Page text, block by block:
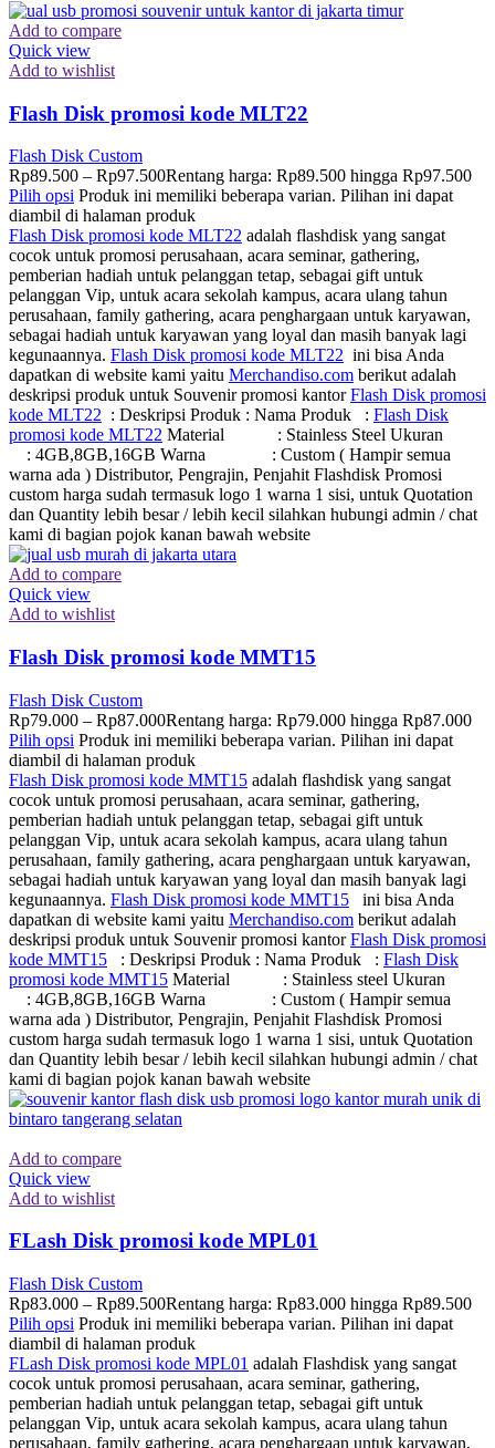
Add to compare
Quick view
Add to wishlist
Flash Disk promosi kode MLT22
Flash Disk Custom
Rp89.500 – Rp97.500Rentang harga: Rp89.500 hingga Rp97.500
Pilih opsi Produk ini memiliki beberapa varian. Pilihan ini dapat
diambil di halaman produk
Flash Disk promosi kode MLT22 adalah flashdisk yang sangat
cocok untuk promosi perusahaan, acara seminar, gathering,
pemberian hadiah untuk pelanggan tetap, sebagai gift untuk
pelanggan Vip, untuk acara sekolah kampus, acara ulang tahun
perusahaan, family gathering, acara penghargaan untuk karyawan,
sebagai hadiah untuk karyawan yang loyal dan masih banyak lagi
kegunaannya. Flash Disk promosi kode MLT22 ini bisa Anda
dapatkan di website kami yaitu Merchandiso.com berikut adalah
deskripsi produk untuk Souvenir promosi kantorFlash Disk promosi
kode MLT22 : Deskripsi Produk : Nama Produk : Flash Disk
promosi kode MLT22 Material : Stainless Steel Ukuran
: 4GB,8GB,16GB Warna : Custom ( Hampir semua
warna ada ) Distributor, Pengrajin, Penjahit Flashdisk Promosi
custom harga sudah termasuk logo 1 warna 1 sisi, untuk Quotation
dan Quantity lebih besar / lebih kecil silahkan hubungi admin / chat
kami di bagian pojok kanan bawah website
Add to compare
Quick view
Add to wishlist
Flash Disk promosi kode MMT15
Flash Disk Custom
Rp79.000 – Rp87.000Rentang harga: Rp79.000 hingga Rp87.000
Pilih opsi Produk ini memiliki beberapa varian. Pilihan ini dapat
diambil di halaman produk
Flash Disk promosi kode MMT15 adalah flashdisk yang sangat
cocok untuk promosi perusahaan, acara seminar, gathering,
pemberian hadiah untuk pelanggan tetap, sebagai gift untuk
pelanggan Vip, untuk acara sekolah kampus, acara ulang tahun
perusahaan, family gathering, acara penghargaan untuk karyawan,
sebagai hadiah untuk karyawan yang loyal dan masih banyak lagi
kegunaannya. Flash Disk promosi kode MMT15 ini bisa Anda
dapatkan di website kami yaitu Merchandiso.com berikut adalah
deskripsi produk untuk Souvenir promosi kantorFlash Disk promosi
kode MMT15 : Deskripsi Produk : Nama Produk : Flash Disk
promosi kode MMT15 Material : Stainless steel Ukuran
: 4GB,8GB,16GB Warna : Custom ( Hampir semua
warna ada ) Distributor, Pengrajin, Penjahit Flashdisk Promosi
custom harga sudah termasuk logo 1 warna 1 sisi, untuk Quotation
dan Quantity lebih besar / lebih kecil silahkan hubungi admin / chat
kami di bagian pojok kanan bawah website
Add to compare
Quick view
Add to wishlist
FLash Disk promosi kode MPL01
Flash Disk Custom
Rp83.000 – Rp89.500Rentang harga: Rp83.000 hingga Rp89.500
Pilih opsi Produk ini memiliki beberapa varian. Pilihan ini dapat
diambil di halaman produk
FLash Disk promosi kode MPL01 adalah Flashdisk yang sangat
cocok untuk promosi perusahaan, acara seminar, gathering,
pemberian hadiah untuk pelanggan tetap, sebagai gift untuk
pelanggan Vip, untuk acara sekolah kampus, acara ulang tahun
perusahaan, family gathering, acara penghargaan untuk karyawan,